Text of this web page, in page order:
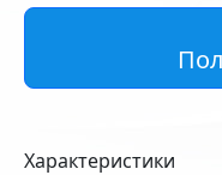
Характеристики